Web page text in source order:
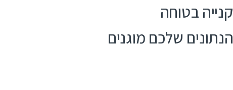
קנייה בטוחה
הנתונים שלכם מוגנים